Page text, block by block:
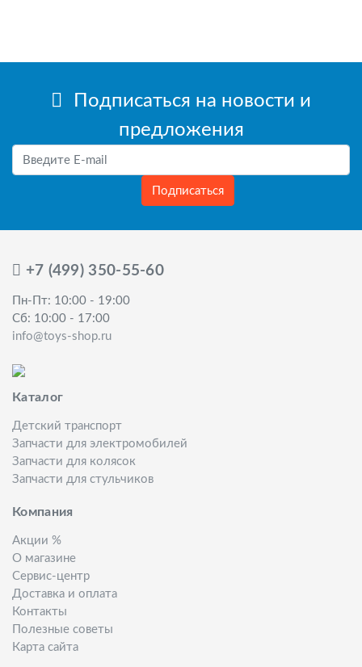
Подписаться на новости и
предложения
Подписаться
+7 (499) 350-55-60
Пн-Пт: 10:00 - 19:00
Сб: 10:00 - 17:00
info@toys-shop.ru
Каталог
Детский транспорт
Запчасти для электромобилей
Запчасти для колясок
Запчасти для стульчиков
Компания
Акции %
О магазине
Сервис-центр
Доставка и оплата
Контакты
Полезные советы
Карта сайта